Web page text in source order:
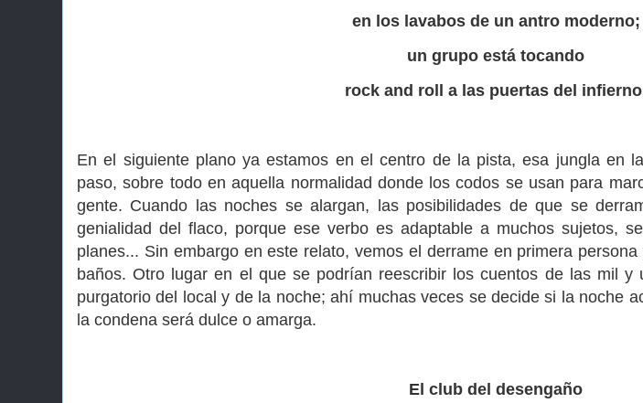
en los lavabos de un antro moderno;
un grupo está tocando
rock and roll a las puertas del
En el siguiente plano ya estamos en el centro de la pista, esa jungla en
paso, sobre todo en aquella normalidad donde los codos se usan para
gente. Cuando las noches se alargan, las posibilidades de que se
genialidad del flaco, porque ese verbo es adaptable a muchos sujetos,
planes... Sin embargo en este relato, vemos el derrame en primera
baños. Otro lugar en el que se podrían reescribir los cuentos de las mil y
purgatorio del local y de la noche; ahí muchas veces se decide si la noche
la condena será dulce o amarga.
El club del desengaño